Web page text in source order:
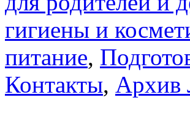
гигиены и
питание,
Контакты, Архив